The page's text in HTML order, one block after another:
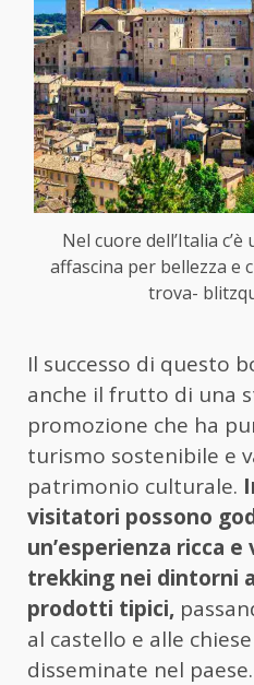
Nel cuore dell’Italia
affascina per bellezza e
trova-
Il successo di questo
anche il frutto di una
promozione che ha
turismo sostenibile e
patrimonio culturale.
visitatori possono
un’esperienza ricca
trekking nei dintorni
prodotti tipici,
al castello e alle
disseminate nel paese.